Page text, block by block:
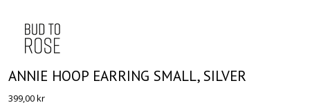
ANNIE HOOP EARRING SMALL, SILVER
399,00kr